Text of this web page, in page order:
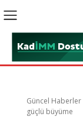
Güncel Haberler
güçlü büyüme